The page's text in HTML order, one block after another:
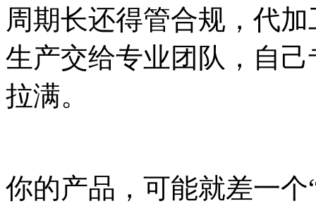
周期长还得管合规，代
生产交给专业团队，自
拉满。
你的产品，可能就差一个